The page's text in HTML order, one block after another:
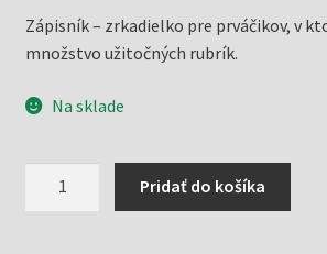
bola: je:
Zápisník – zrkadielko pre prváčikov, v
množstvo užitočných rubrík.
Na sklade
Pridať do košíka